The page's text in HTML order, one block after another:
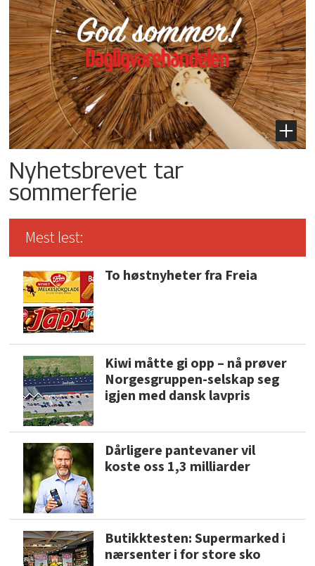
Nyhetsbrevet tar
sommerferie
Mest lest:
To høstnyheter fra Freia
Kiwi måtte gi opp – nå prøver
Norgesgruppen-selskap seg
igjen med dansk lavpris
Dårligere pantevaner vil
koste oss 1,3 milliarder
Butikktesten: Supermarked i
nærsenter i for store sko